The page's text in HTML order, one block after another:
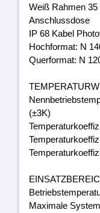
Weiß Rahmen
Anschlussdose
IP 68 Kabel
Hochformat: N
Querformat: N
(±3K)
Maximale